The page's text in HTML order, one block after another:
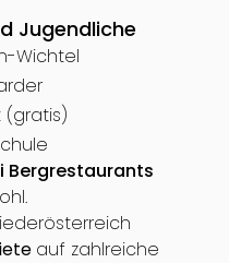
Jugendliche
Wichtel
(gratis)
Bergrestaurants
auf zahlreiche